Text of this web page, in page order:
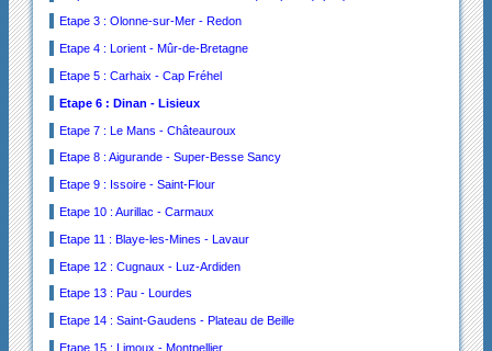
Etape 3 : Olonne-sur-Mer - Redon
Etape 4 : Lorient - Mûr-de-Bretagne
Etape 5 : Carhaix - Cap Fréhel
Etape 6 : Dinan - Lisieux
Etape 7 : Le Mans - Châteauroux
Etape 8 : Aigurande - Super-Besse Sancy
Etape 9 : Issoire - Saint-Flour
Etape 10 : Aurillac - Carmaux
Etape 11 : Blaye-les-Mines - Lavaur
Etape 12 : Cugnaux - Luz-Ardiden
Etape 13 : Pau - Lourdes
Etape 14 : Saint-Gaudens - Plateau de Beille
Etape 15 : Limoux - Montpellier